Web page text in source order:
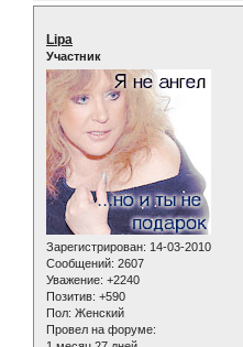
Lipa
Участник
Зарегистрирован: 14-03-2010
Сообщений: 2607
Уважение: +2240
Позитив: +590
Пол: Женский
Провел на форуме: